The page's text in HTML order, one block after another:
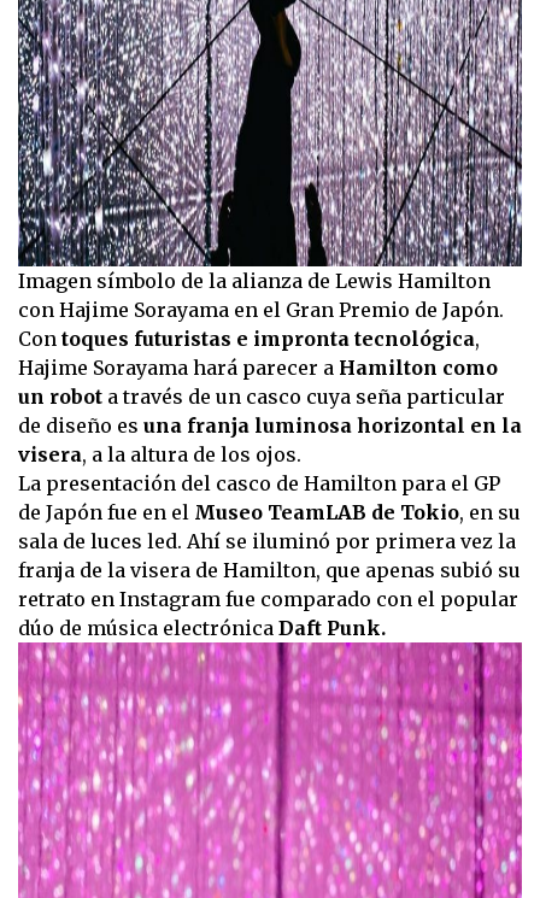
Imagen símbolo de la alianza de Lewis Hamilton
con Hajime Sorayama en el Gran Premio de Japón.
Con toques futuristas e impronta tecnológica,
Hajime Sorayama hará parecer a Hamilton como
un robot a través de un casco cuya seña particular
de diseño es una franja luminosa horizontal en la
visera, a la altura de los ojos.
La presentación del casco de Hamilton para el GP
de Japón fue en el Museo TeamLAB de Tokio, en su
sala de luces led. Ahí se iluminó por primera vez la
franja de la visera de Hamilton, que apenas subió su
retrato en Instagram fue comparado con el popular
dúo de música electrónica Daft Punk.